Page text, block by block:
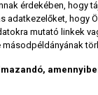
érdekében, hogy
adatkezelőket, hogy
mutató linkek
másodpéldányának